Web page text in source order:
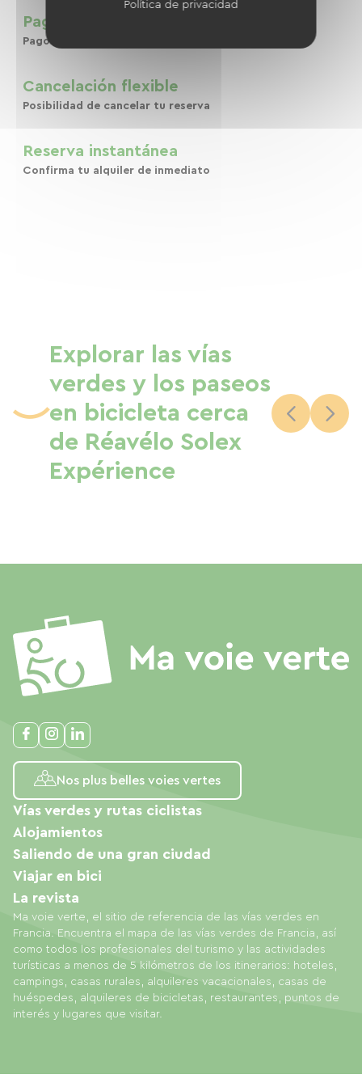
Pago seguro
Pago en línea seguro
Cancelación flexible
Posibilidad de cancelar tu reserva
Reserva instantánea
Confirma tu alquiler de inmediato
Explorar las vías
verdes y los paseos
en bicicleta cerca
de Réavélo Solex
Expérience
Nos plus belles voies vertes
Ma voie verte, el sitio de referencia de las vías verdes en
Francia. Encuentra el mapa de las vías verdes de Francia, así
como todos los profesionales del turismo y las actividades
turísticas a menos de 5 kilómetros de los itinerarios: hoteles,
campings, casas rurales, alquileres vacacionales, casas de
huéspedes, alquileres de bicicletas, restaurantes, puntos de
interés y lugares que visitar.
Vías verdes y rutas ciclistas
Alojamientos
Saliendo de una gran ciudad
Viajar en bici
La revista
Política de privacidad